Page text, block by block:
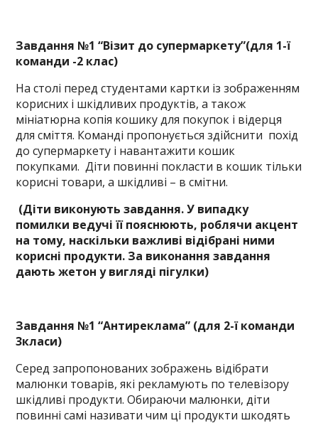
Завдання №1 “Візит до супермаркету”(для 1-ї
команди -2 клас)
На столі перед студентами картки із зображенням
корисних і шкідливих продуктів, а також
мініатюрна копія кошику для покупок і відерця
для сміття. Команді пропонується здійснити похід
до супермаркету і навантажити кошик
покупками. Діти повинні покласти в кошик тільки
корисні товари, а шкідливі – в смітни.
(Діти виконують завдання. У випадку
помилки ведучі її пояснюють, роблячи акцент
на тому, наскільки важливі відібрані ними
корисні продукти. За виконання завдання
дають жетон у вигляді пігулки)
Завдання №1 “Антиреклама” (для 2-ї команди
3класи)
Серед запропонованих зображень відібрати
малюнки товарів, які рекламують по телевізору
шкідливі продукти. Обираючи малюнки, діти
повинні самі називати чим ці продукти шкодять